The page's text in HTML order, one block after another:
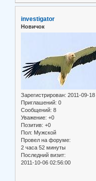
investigator
Новичок
Зарегистрирован: 2011-09-18
Приглашений: 0
Сообщений: 8
Уважение: +0
Позитив: +0
Пол: Мужской
Провел на форуме:
2 часа 52 минуты
Последний визит:
2011-10-06 02:56:00